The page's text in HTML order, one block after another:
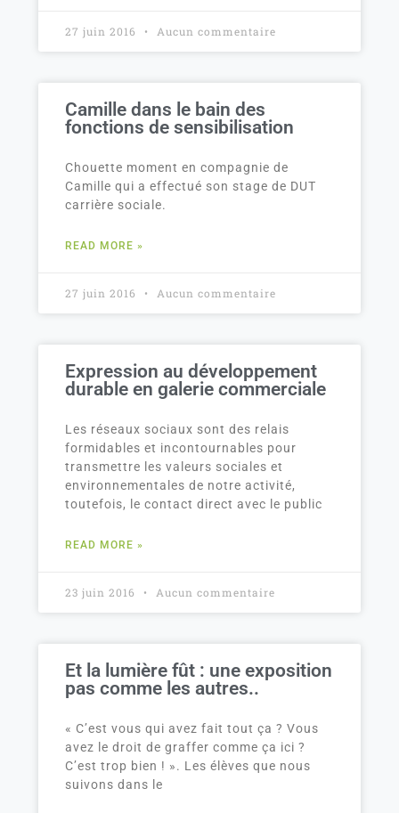
27 juin 2016 Aucun commentaire
Camille dans le bain des
fonctions de sensibilisation
Chouette moment en compagnie de
Camille qui a effectué son stage de DUT
carrière sociale.
READ MORE »
27 juin 2016 Aucun commentaire
Expression au développement
durable en galerie commerciale
Les réseaux sociaux sont des relais
formidables et incontournables pour
transmettre les valeurs sociales et
environnementales de notre activité,
toutefois, le contact direct avec le public
READ MORE »
23 juin 2016 Aucun commentaire
Et la lumière fût : une exposition
pas comme les autres..
« C’est vous qui avez fait tout ça ? Vous
avez le droit de graffer comme ça ici ?
C’est trop bien ! ». Les élèves que nous
suivons dans le